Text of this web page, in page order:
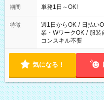
期間 単発1日～OK!
特徴 週1日からOK / 日払い
業・WワークOK / 服装
コンスキル不要
気になる！